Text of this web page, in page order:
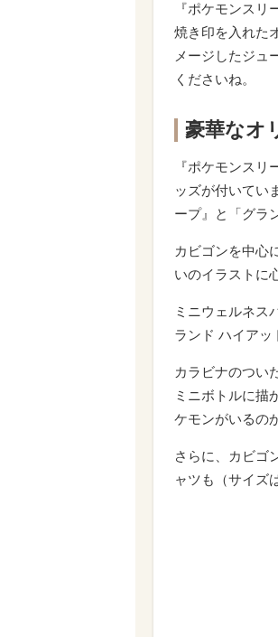
『ポケモンス
焼き印を入れた
メージしたジュ
くださいね。
豪華なオ
『ポケモンス
ッズが付いてい
ープ』と「グラ
カビゴンを中心
いのイラストに
ミニウェルネス
ランド ハイアッ
カラビナのつい
ミニボトルに描
ケモンがいるの
さらに、カビゴ
ャツも（サイズ